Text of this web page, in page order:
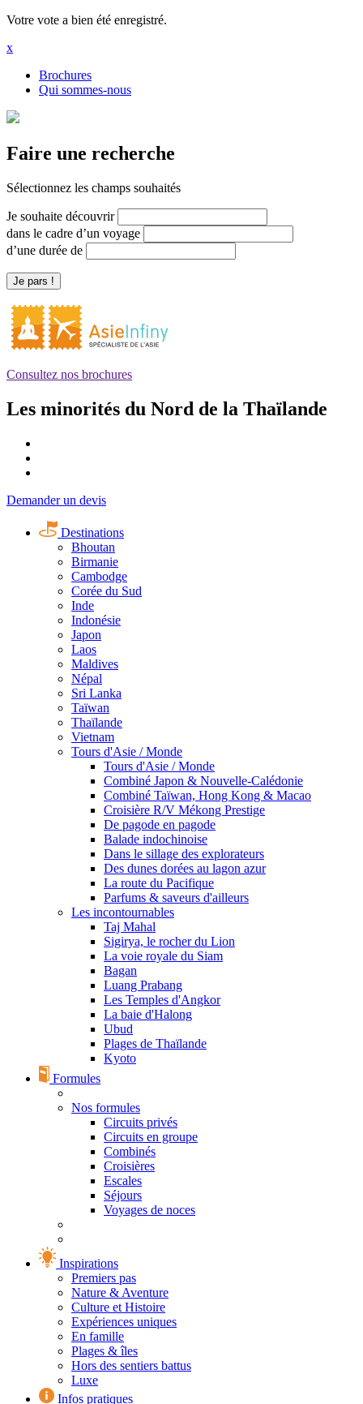
Votre vote a bien été enregistré.
x
Brochures
Qui sommes-nous
Faire une recherche
Sélectionnez les champs souhaités
Je souhaite découvrir
dans le cadre d’un voyage
d’une durée de
Je pars !
Consultez nos brochures
Les minorités du Nord de la Thaïlande
Demander un devis
Destinations
Bhoutan
Birmanie
Cambodge
Corée du Sud
Inde
Indonésie
Japon
Laos
Maldives
Népal
Sri Lanka
Taïwan
Thaïlande
Vietnam
Tours d'Asie / Monde
Tours d'Asie / Monde
Combiné Japon & Nouvelle-Calédonie
Combiné Taïwan, Hong Kong & Macao
Croisière R/V Mékong Prestige
De pagode en pagode
Balade indochinoise
Dans le sillage des explorateurs
Des dunes dorées au lagon azur
La route du Pacifique
Parfums & saveurs d'ailleurs
Les incontournables
Taj Mahal
Sigirya, le rocher du Lion
La voie royale du Siam
Bagan
Luang Prabang
Les Temples d'Angkor
La baie d'Halong
Ubud
Plages de Thaïlande
Kyoto
Formules
Nos formules
Circuits privés
Circuits en groupe
Combinés
Croisières
Escales
Séjours
Voyages de noces
Inspirations
Premiers pas
Nature & Aventure
Culture et Histoire
Expériences uniques
En famille
Plages & îles
Hors des sentiers battus
Luxe
Infos pratiques